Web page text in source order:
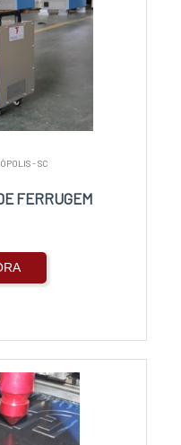
- SC
FERRUGEM